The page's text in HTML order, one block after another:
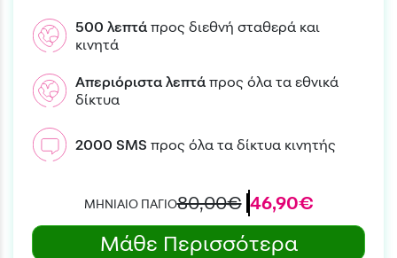
500 λεπτά προς διεθνή σταθερά και
κινητά
Απεριόριστα λεπτά προς όλα τα εθνικά
δίκτυα
2000 SMS προς όλα τα δίκτυα κινητής
ΜΗΝΙΑΙΟ ΠΑΓΙΟ80,00€ 46,90€
Μάθε Περισσότερα